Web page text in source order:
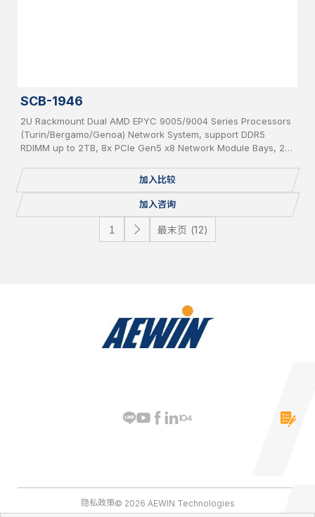
SCB-1946
2U Rackmount Dual AMD EPYC 9005/9004 Series Processors
(Turin/Bergamo/Genoa) Network System, support DDR5
RDIMM up to 2TB, 8x PCIe Gen5 x8 Network Module Bays, 2x
Console, 1x mSATA/miniPCI-E, 2x M.2, Redundant PSU
加入比较
加入咨询
最末页 (12)
隐私政策© 2026 AEWIN Technologies